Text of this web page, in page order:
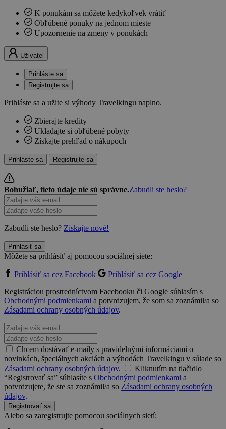
K ponukám sa môžete kedykoľvek vrátiť
Obľúbené ponuky na jednom mieste
Upozornenie na zmeny v ponukách
Uživatel
Prihláste sa
Registrujte sa
Prihláste sa a užite si výhody Travelkingu naplno.
Zbierajte kredity
Ukladajte si obľúbené pobyty
Získajte prehľad o nákupoch
Prihláste sa Registrujte sa
Bohužiaľ, tieto údaje nie sú správne.Zabudli ste heslo?
Zabudli ste heslo? Získajte nové!
Prihlásiť sa
Môžete sa prihlásiť aj pomocou sociálnej siete:
Prihlásiť sa cez Facebook
Prihlásiť sa cez Google
Registráciou prostredníctvom Facebooku či Google súhlasím s
Obchodnými podmienkami a potvrdzujem, že som sa zoznámil/a so
Zásadami ochrany osobných údajov.
Chcem dostávať e-maily s pravidelnými informáciami o
novinkách, špeciálnych akciách a výhodách Travelkingu v súlade so
Zásadami ochrany osobných údajov.
Kliknutím na tlačidlo
“Registrovať sa” súhlasíte s Obchodnými podmienkami a
potvrdzujete, že ste sa zoznámil/a so Zásadami ochrany osobných
údajov.
Registrovať sa
Alebo sa zaregistrujte pomocou sociálnych sietí: